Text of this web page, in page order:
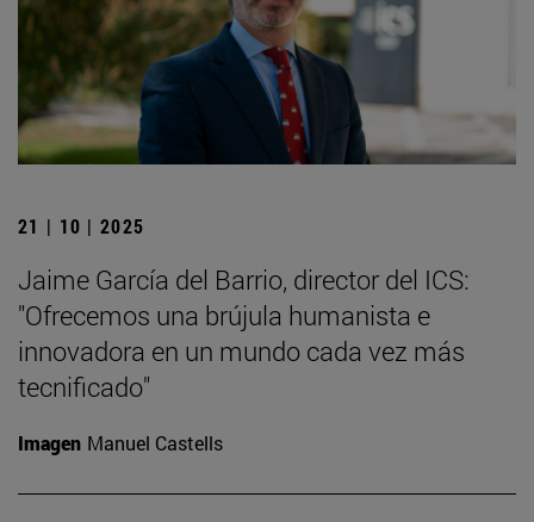
21 | 10 | 2025
Jaime García del Barrio, director del ICS:
"Ofrecemos una brújula humanista e
innovadora en un mundo cada vez más
tecnificado"
Imagen Manuel Castells